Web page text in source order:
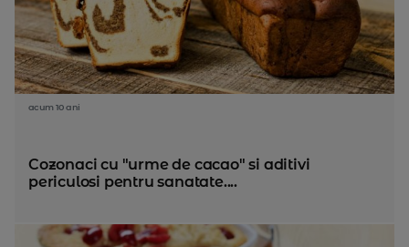
acum 10 ani
Cozonaci cu "urme de cacao" si aditivi
periculosi pentru sanatate....